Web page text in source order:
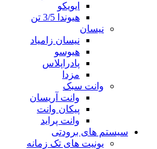
ایویکو
هیوندا 3/5 تن
نیسان
نیسان زامیاد
هیوسو
پادراپلاس
مزدا
وانت سبک
وانت آریسان
پیکان وانت
وانت پراید
سیستم های برودتی
یونیت های تک زمانه